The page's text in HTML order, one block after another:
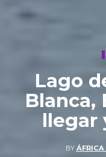
Lago
Blanca,
llegar
BY